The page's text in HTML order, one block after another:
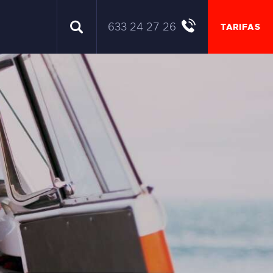
633 24 27 26 TARIFAS